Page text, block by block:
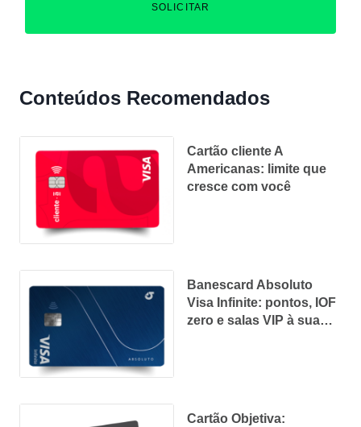
SOLICITAR
Conteúdos Recomendados
Cartão cliente A
Americanas: limite que
cresce com você
Banescard Absoluto
Visa Infinite: pontos, IOF
zero e salas VIP à sua
Cartão Objetiva: